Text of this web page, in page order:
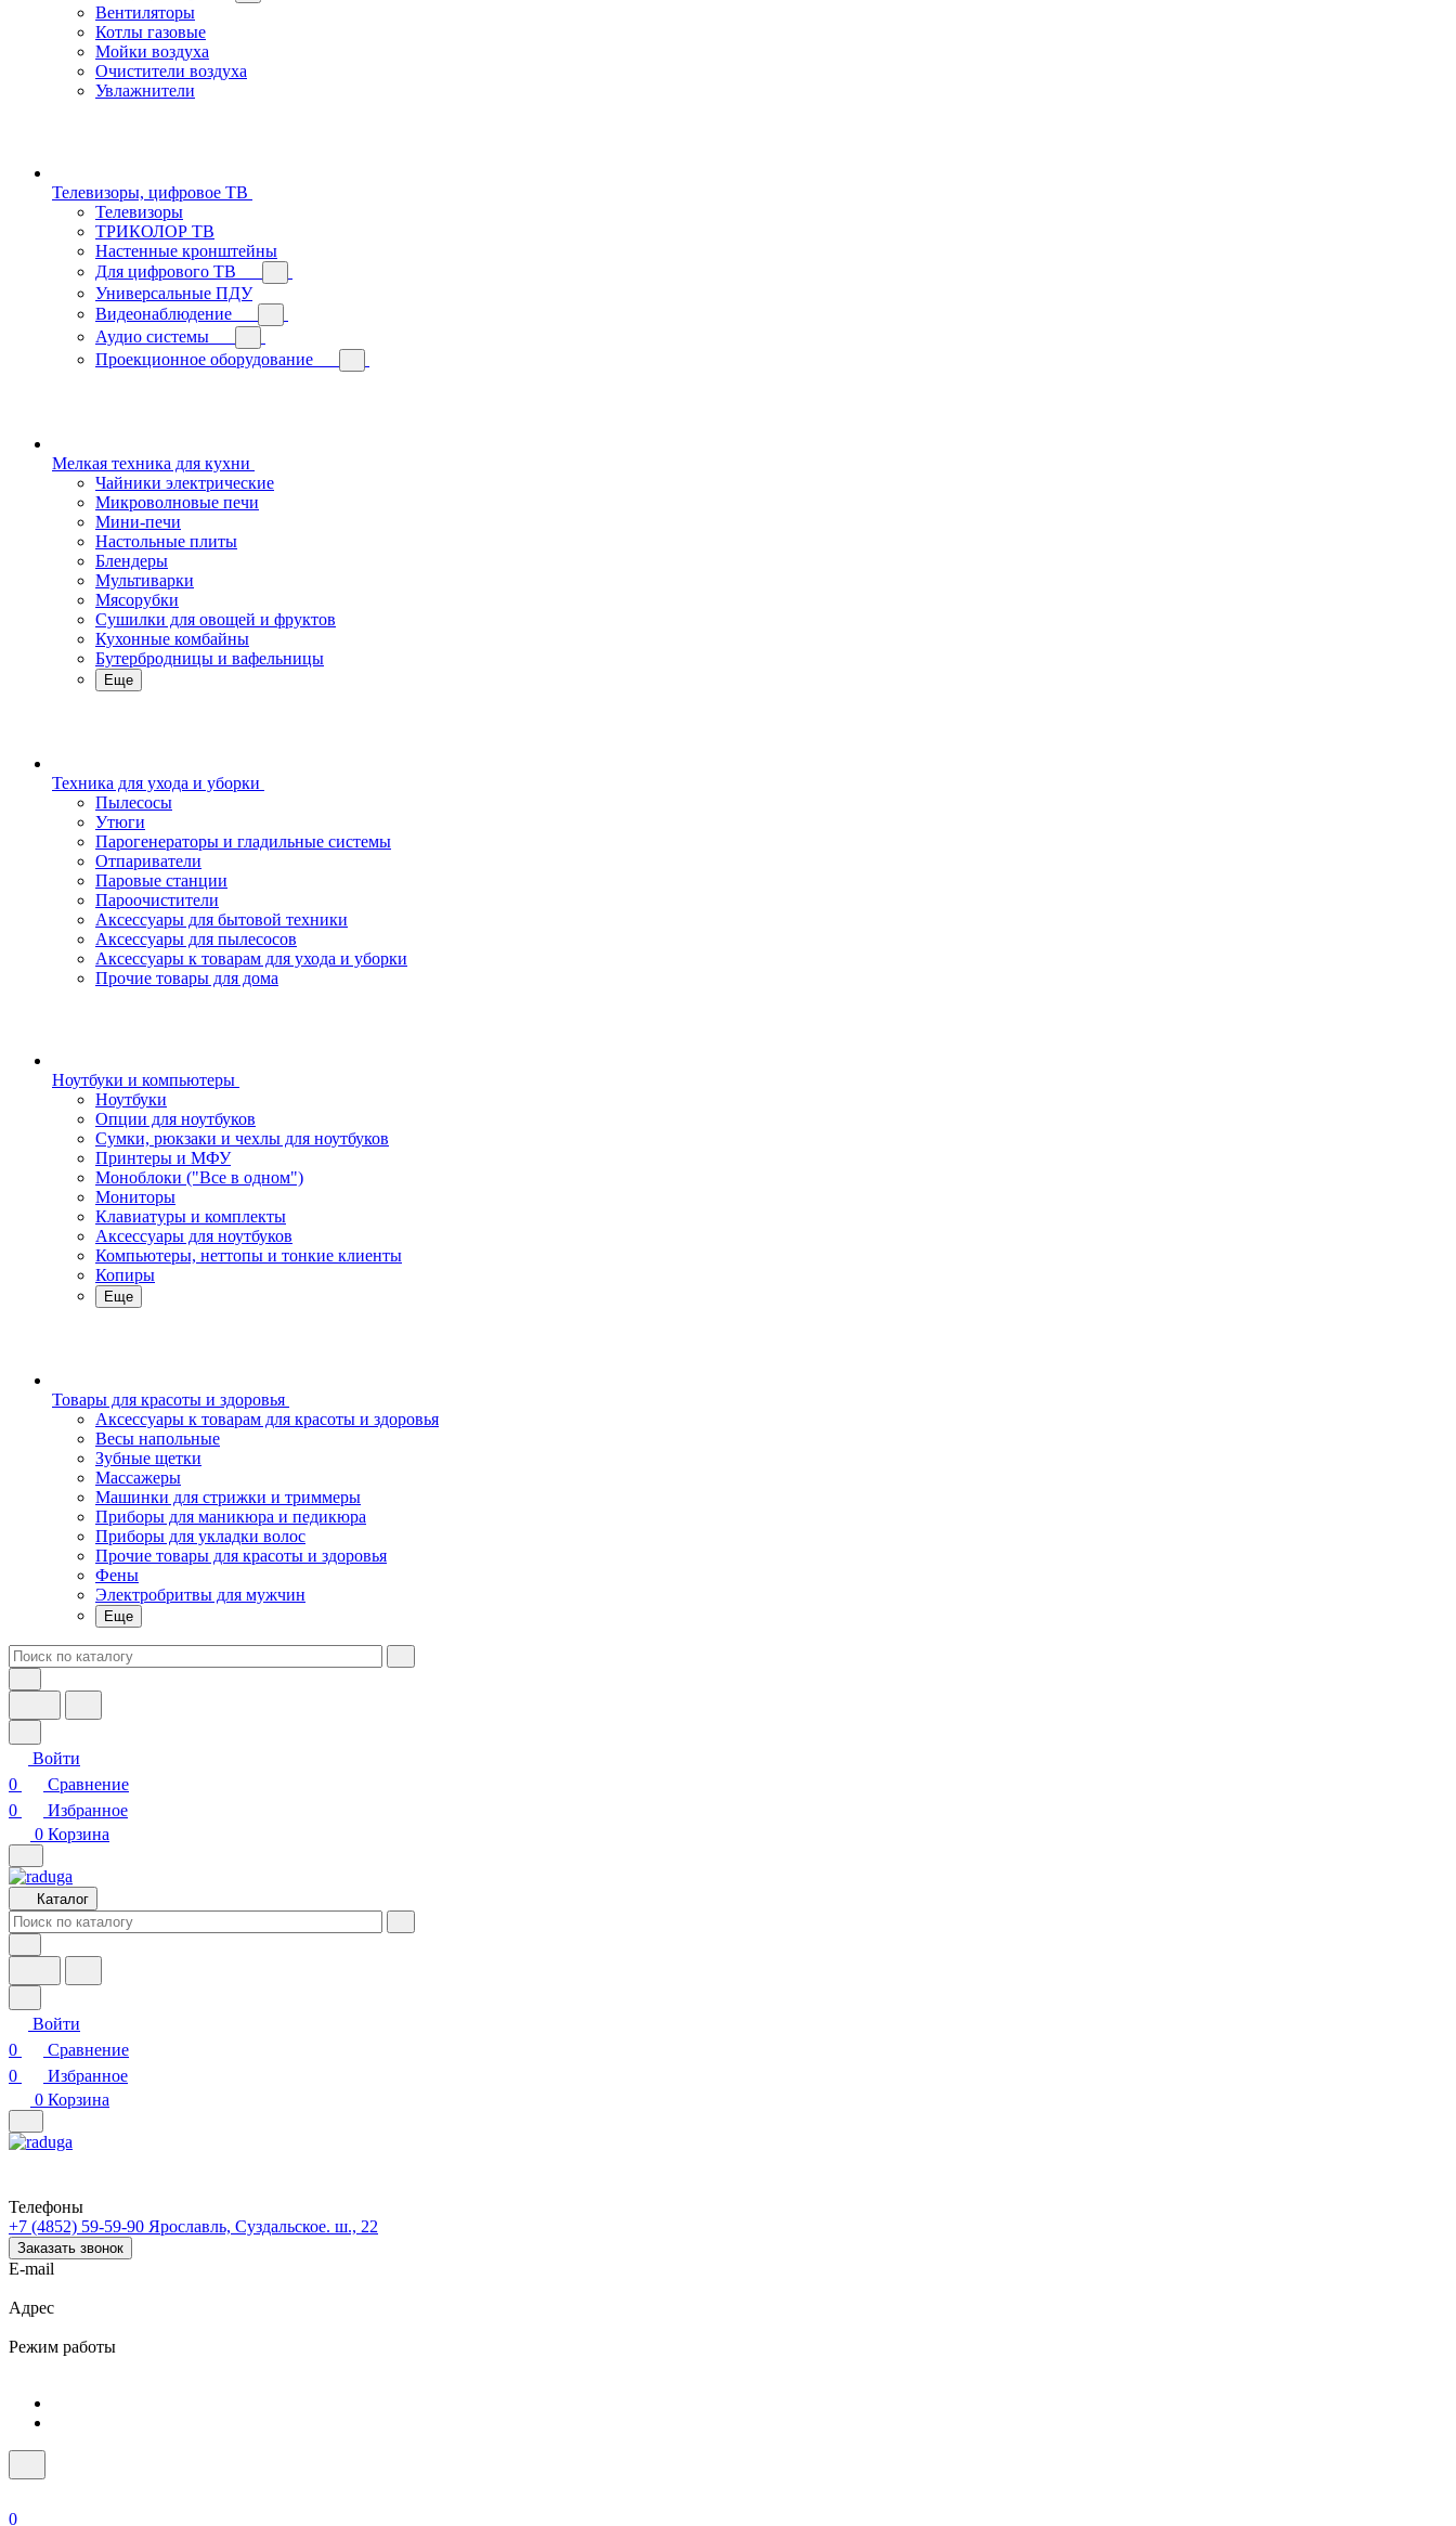
Вентиляторы
Котлы газовые
Мойки воздуха
Очистители воздуха
Увлажнители
Телевизоры, цифровое ТВ
Телевизоры
ТРИКОЛОР ТВ
Настенные кронштейны
Для цифрового ТВ
Универсальные ПДУ
Видеонаблюдение
Аудио системы
Проекционное оборудование
Мелкая техника для кухни
Чайники электрические
Микроволновые печи
Мини-печи
Настольные плиты
Блендеры
Мультиварки
Мясорубки
Сушилки для овощей и фруктов
Кухонные комбайны
Бутербродницы и вафельницы
Еще
Техника для ухода и уборки
Пылесосы
Утюги
Парогенераторы и гладильные системы
Отпариватели
Паровые станции
Пароочистители
Аксессуары для бытовой техники
Аксессуары для пылесосов
Аксессуары к товарам для ухода и уборки
Прочие товары для дома
Ноутбуки и компьютеры
Ноутбуки
Опции для ноутбуков
Сумки, рюкзаки и чехлы для ноутбуков
Принтеры и МФУ
Моноблоки ("Все в одном")
Мониторы
Клавиатуры и комплекты
Аксессуары для ноутбуков
Компьютеры, неттопы и тонкие клиенты
Копиры
Еще
Товары для красоты и здоровья
Аксессуары к товарам для красоты и здоровья
Весы напольные
Зубные щетки
Массажеры
Машинки для стрижки и триммеры
Приборы для маникюра и педикюра
Приборы для укладки волос
Прочие товары для красоты и здоровья
Фены
Электробритвы для мужчин
Еще
Войти
0
Сравнение
0
Избранное
0 Корзина
Каталог
Войти
0
Сравнение
0
Избранное
0 Корзина
Телефоны
+7 (4852) 59-59-90 Ярославль, Суздальское. ш., 22
Заказать звонок
E-mail
Адрес
Режим работы
0